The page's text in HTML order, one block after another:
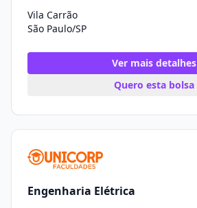
Vila Carrão
São Paulo/SP
Ver mais detalhes
Quero esta bolsa
Engenharia Elétrica